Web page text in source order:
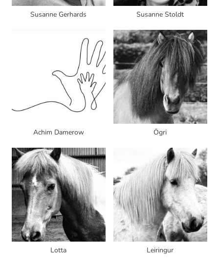
Susanne Gerhards Susanne Stoldt
Achim Damerow Ögri
Lotta Leiringur